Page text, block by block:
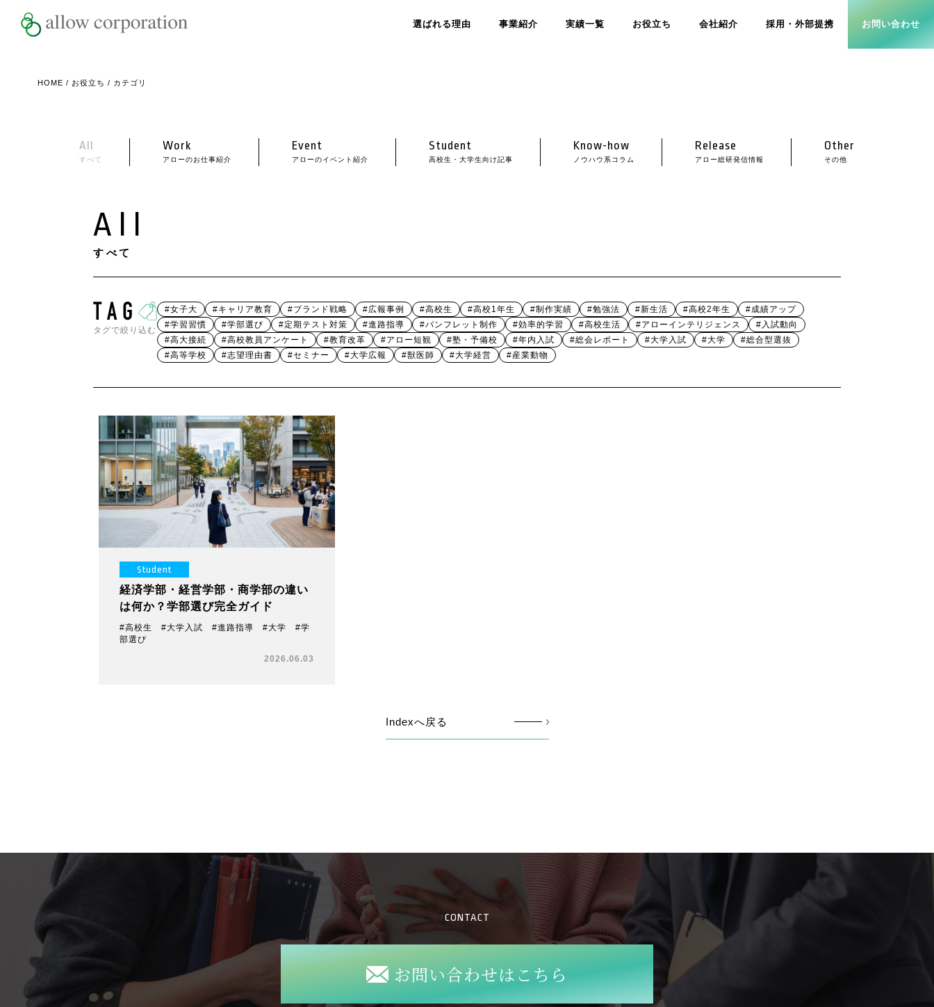
選ばれる理由 事業紹介 実績一覧 お役立ち 会社紹介 採用・外部提携 お問い合わせ
HOME / お役立ち / カテゴリ
All
すべて
Work
アローのお仕事紹介
Event
アローのイベント紹介
Student
高校生・大学生向け記事
Know-how
ノウハウ系コラム
Release
アロー総研発信情報
Other
その他
All
すべて
タグで絞り込む
#女子大 #キャリア教育 #ブランド戦略 #広報事例 #高校生 #高校1年生 #制作実績 #勉強法 #新生活 #高校2年生
#成績アップ
#学習習慣
#学部選び #定期テスト対策 #進路指導 #パンフレット制作 #効率的学習 #高校生活 #アローインテリジェンス
#入試動向
#高大接続
#高校教員アンケート #教育改革 #アロー短観 #塾・予備校 #年内入試 #総会レポート #大学入試 #大学
#総合型選抜
#高等学校
#志望理由書 #セミナー #大学広報 #獣医師 #大学経営 #産業動物
Student
経済学部・経営学部・商学部の違い
は何か？学部選び完全ガイド
#高校生 #大学入試 #進路指導 #大学 #学
部選び
2026.06.03
Indexへ戻る
CONTACT
お問い合わせはこちら